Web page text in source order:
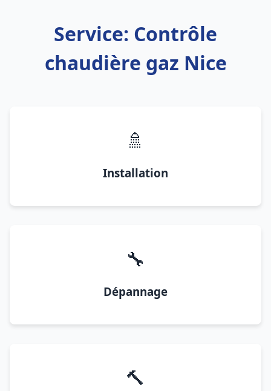
Service: Contrôle
chaudière gaz Nice
🚿
Installation
🔧
Dépannage
🔨